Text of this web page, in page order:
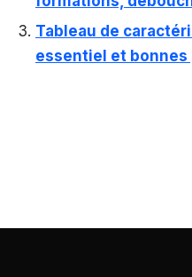
Tableau de
essentiel et bonnes